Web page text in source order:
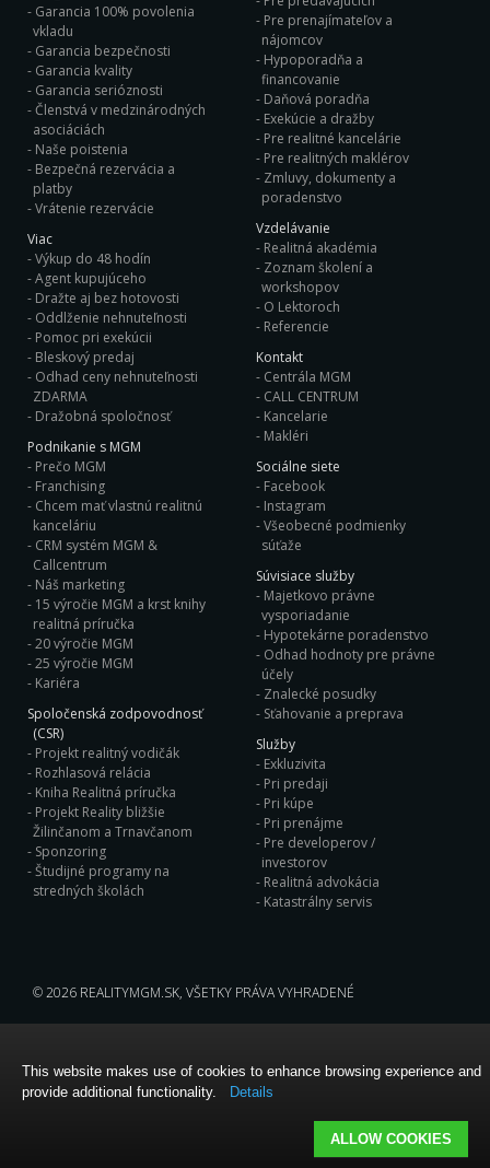
Garancia 100% povolenia
vkladu
Garancia bezpečnosti
Garancia kvality
Garancia serióznosti
Členstvá v medzinárodných
asociáciách
Naše poistenia
Bezpečná rezervácia a
platby
Vrátenie rezervácie
Viac
Výkup do 48 hodín
Agent kupujúceho
Dražte aj bez hotovosti
Oddlženie nehnuteľnosti
Pomoc pri exekúcii
Bleskový predaj
Odhad ceny nehnuteľnosti
ZDARMA
Dražobná spoločnosť
Podnikanie s MGM
Prečo MGM
Franchising
Chcem mať vlastnú realitnú
kanceláriu
CRM systém MGM &
Callcentrum
Náš marketing
15 výročie MGM a krst knihy
realitná príručka
20 výročie MGM
25 výročie MGM
Kariéra
Spoločenská zodpovodnosť
(CSR)
Projekt realitný vodičák
Rozhlasová relácia
Kniha Realitná príručka
Projekt Reality bližšie
Žilinčanom a Trnavčanom
Sponzoring
Študijné programy na
stredných školách
Pre prenajímateľov a
nájomcov
Hypoporadňa a
financovanie
Daňová poradňa
Exekúcie a dražby
Pre realitné kancelárie
Pre realitných maklérov
Zmluvy, dokumenty a
poradenstvo
Vzdelávanie
Realitná akadémia
Zoznam školení a
workshopov
O Lektoroch
Referencie
Kontakt
Centrála MGM
CALL CENTRUM
Kancelarie
Makléri
Sociálne siete
Facebook
Instagram
Všeobecné podmienky
súťaže
Súvisiace služby
Majetkovo právne
vysporiadanie
Hypotekárne poradenstvo
Odhad hodnoty pre právne
účely
Znalecké posudky
Sťahovanie a preprava
Služby
Exkluzivita
Pri predaji
Pri kúpe
Pri prenájme
Pre developerov /
investorov
Realitná advokácia
Katastrálny servis
© 2026 REALITYMGM.SK, VŠETKY PRÁVA VYHRADENÉ
This website makes use of cookies to enhance browsing experience and
provide additional functionality.
Details
ALLOW COOKIES